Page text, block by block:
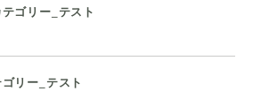
ゴリー_テスト
リー_テスト